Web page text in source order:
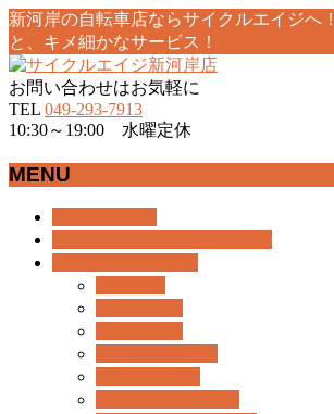
新河岸の自転車店ならサイクルエイジへ
と、キメ細かなサービス！
お問い合わせはお気軽に
TEL 049-293-7913
10:30～19:00 水曜定休
MENU